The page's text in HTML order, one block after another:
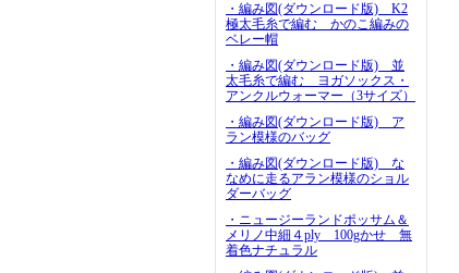
・編み図(ダウンロード版) K2
極太毛糸で編む かのこ編みの
ベレー帽
・編み図(ダウンロード版) 並
太毛糸で編む ヨガソックス・
アンクルウォーマー（3サイズ）
・編み図(ダウンロード版) ア
ラン模様のバッグ
・編み図(ダウンロード版) な
なめに走るアラン模様のショル
ダーバッグ
・ニュージーランドポッサム＆
メリノ中細４ply 100gかせ 無
着色ナチュラル